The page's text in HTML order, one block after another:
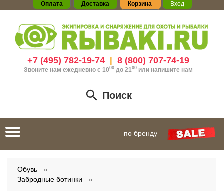
Оплата Доставка Корзина Вход
+7 (495) 782-19-74| 8 (800) 707-74-19
Звоните нам ежедневно с 1000до 21 00 или напишите нам
Поиск
Toggle
navigation
по бренду
Обувь
Забродные ботинки